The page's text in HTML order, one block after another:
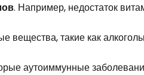
. Например, недостаток
вещества, такие как
аутоиммунные